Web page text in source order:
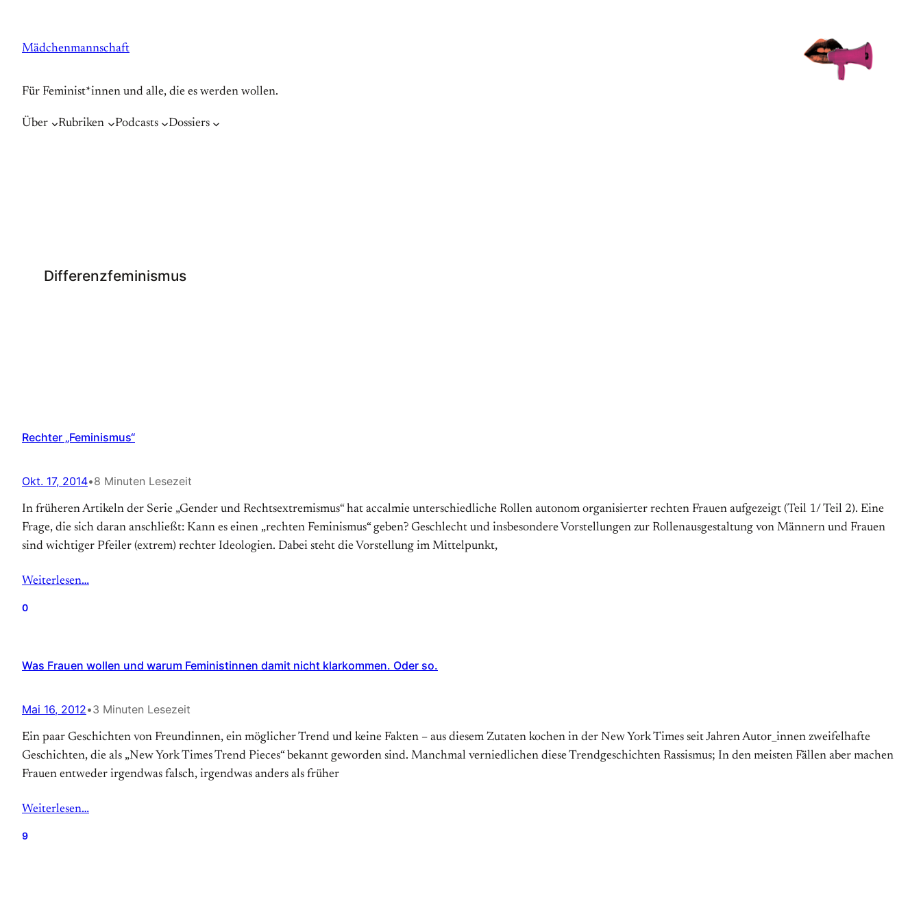
springen
Mädchenmannschaft
Für Feminist*innen und alle, die es werden wollen.
Über Rubriken Podcasts Dossiers
Differenzfeminismus
Rechter „Feminismus“
Okt. 17, 2014•8 Minuten Lesezeit
In früheren Artikeln der Serie „Gender und Rechtsextremismus“ hat accalmie unterschiedliche Rollen autonom organisierter rechten Frauen aufgezeigt (Teil 1/ Teil 2). Eine
Frage, die sich daran anschließt: Kann es einen „rechten Feminismus“ geben? Geschlecht und insbesondere Vorstellungen zur Rollenausgestaltung von Männern und Frauen
sind wichtiger Pfeiler (extrem) rechter Ideologien. Dabei steht die Vorstellung im Mittelpunkt,
Weiterlesen…
0
Was Frauen wollen und warum Feministinnen damit nicht klarkommen. Oder so.
Mai 16, 2012•3 Minuten Lesezeit
Ein paar Geschichten von Freundinnen, ein möglicher Trend und keine Fakten – aus diesem Zutaten kochen in der New York Times seit Jahren Autor_innen zweifelhafte
Geschichten, die als „New York Times Trend Pieces“ bekannt geworden sind. Manchmal verniedlichen diese Trendgeschichten Rassismus; In den meisten Fällen aber machen
Frauen entweder irgendwas falsch, irgendwas anders als früher
Weiterlesen…
9